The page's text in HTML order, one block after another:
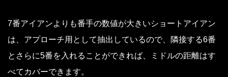
7番アイアンよりも番手の数値が大きいショートアイアン
は、アプローチ用として抽出しているので、隣接する6番
とさらに5番を入れることができれば、ミドルの距離はす
べてカバーできます。